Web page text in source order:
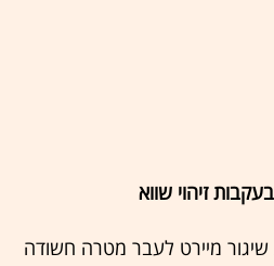
מיירט לעבר מטרה חשודה